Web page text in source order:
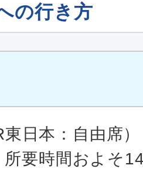
の行き方
東日本：自由席
要時間およそ